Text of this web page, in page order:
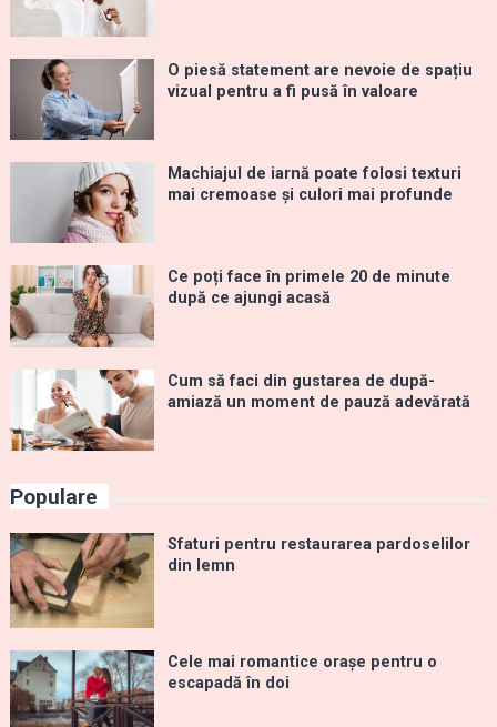
O piesă statement are nevoie de spațiu
vizual pentru a fi pusă în valoare
Machiajul de iarnă poate folosi texturi
mai cremoase și culori mai profunde
Ce poți face în primele 20 de minute
după ce ajungi acasă
Cum să faci din gustarea de după-
amiază un moment de pauză adevărată
Populare
Sfaturi pentru restaurarea pardoselilor
din lemn
Cele mai romantice orașe pentru o
escapadă în doi